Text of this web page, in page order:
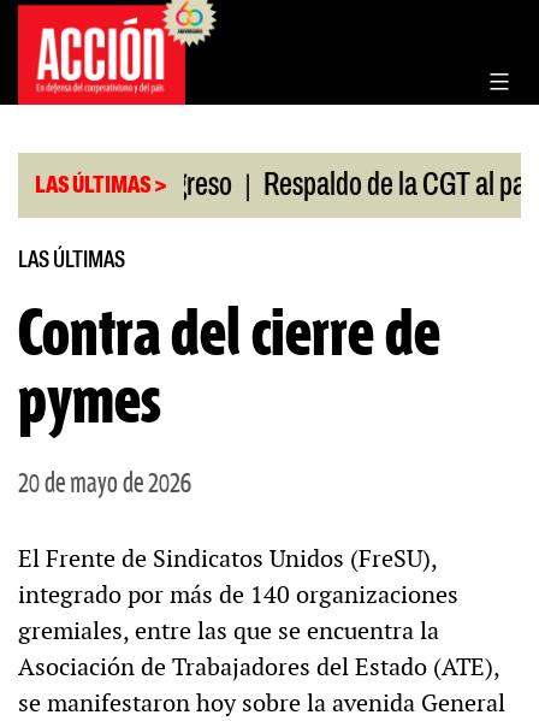
Saltar
contenido
LAS ÚLTIMAS >
en el Congreso | Respaldo de la CGT al paro
LAS ÚLTIMAS
Contra del cierre de
pymes
20 de mayo de 2026
El Frente de Sindicatos Unidos (FreSU),
integrado por más de 140 organizaciones
gremiales, entre las que se encuentra la
Asociación de Trabajadores del Estado (ATE),
se manifestaron hoy sobre la avenida General